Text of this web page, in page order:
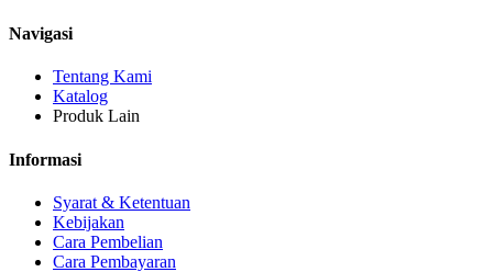
Navigasi
Tentang Kami
Katalog
Produk Lain
Informasi
Syarat & Ketentuan
Kebijakan
Cara Pembelian
Cara Pembayaran